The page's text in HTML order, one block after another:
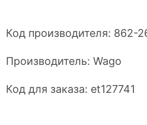
Код производителя: 862-
Производитель: Wago
Код для заказа: et127741